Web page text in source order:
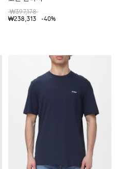
₩397,178
₩238,313
-40%